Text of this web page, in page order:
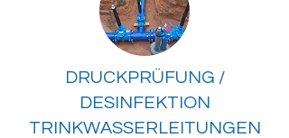
DRUCKPRÜFUNG /
DESINFEKTION
TRINKWASSERLEITUNGEN